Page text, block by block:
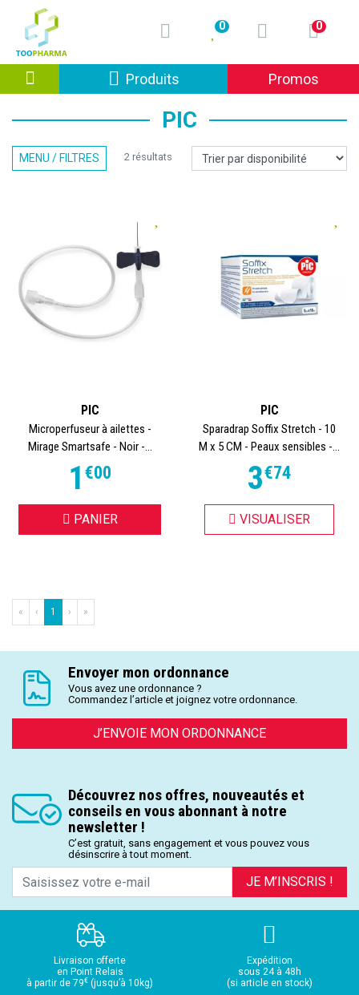
0 0
ProduitsAfficher la navigation
Promos
PIC
MENU / FILTRES 2 résultats
PIC
Microperfuseur à ailettes -
Mirage Smartsafe - Noir -...
1 €00
PANIER
PIC
Sparadrap Soffix Stretch - 10
M x 5 CM - Peaux sensibles -...
3€74
VISUALISER
« ‹ 1 › »
Envoyer mon ordonnance
Vous avez une ordonnance ?
Commandez l’article et joignez votre ordonnance.
J’ENVOIE MON ORDONNANCE
Découvrez nos offres, nouveautés et
conseils en vous abonnant à notre
newsletter !
C’est gratuit, sans engagement et vous pouvez vous
désinscrire à tout moment.
JE M’INSCRIS !
Livraison offerte
en Point Relais
à partir de 79€ (jusqu’à 10kg)
Expédition
sous 24 à 48h
(si article en stock)